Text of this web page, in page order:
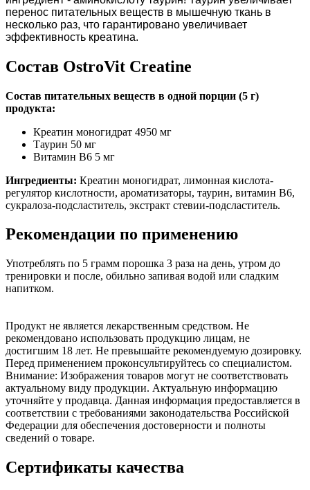
перенос питательных веществ в мышечную ткань в
несколько раз, что гарантировано увеличивает
эффективность креатина.
Состав OstroVit Creatine
Состав питательных веществ в одной порции (5 г)
продукта:
Креатин моногидрат 4950 мг
Таурин 50 мг
Витамин В6 5 мг
Ингредиенты: Креатин моногидрат, лимонная кислота-
регулятор кислотности, ароматизаторы, таурин, витамин В6,
сукралоза-подсластитель, экстракт стевии-подсластитель.
Рекомендации по применению
Употреблять по 5 грамм порошка 3 раза на день, утром до
тренировки и после, обильно запивая водой или сладким
напитком.
Продукт не является лекарственным средством. Не
рекомендовано использовать продукцию лицам, не
достигшим 18 лет. Не превышайте рекомендуемую дозировку.
Перед применением проконсультируйтесь со специалистом.
Внимание: Изображения товаров могут не соответствовать
актуальному виду продукции. Актуальную информацию
уточняйте у продавца. Данная информация предоставляется в
соответствии с требованиями законодательства Российской
Федерации для обеспечения достоверности и полноты
сведений о товаре.
Сертификаты качества